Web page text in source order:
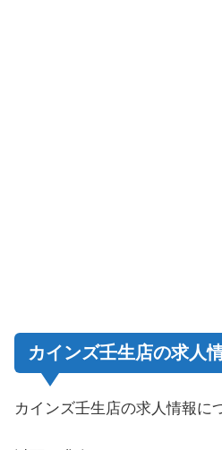
カインズ壬生店の求人
カインズ壬生店の求人情報に